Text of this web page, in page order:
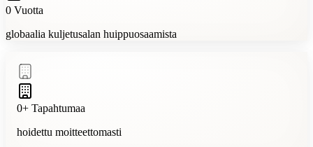
0 Vuotta
globaalia kuljetusalan huippuosaamista
0+ Tapahtumaa
hoidettu moitteettomasti